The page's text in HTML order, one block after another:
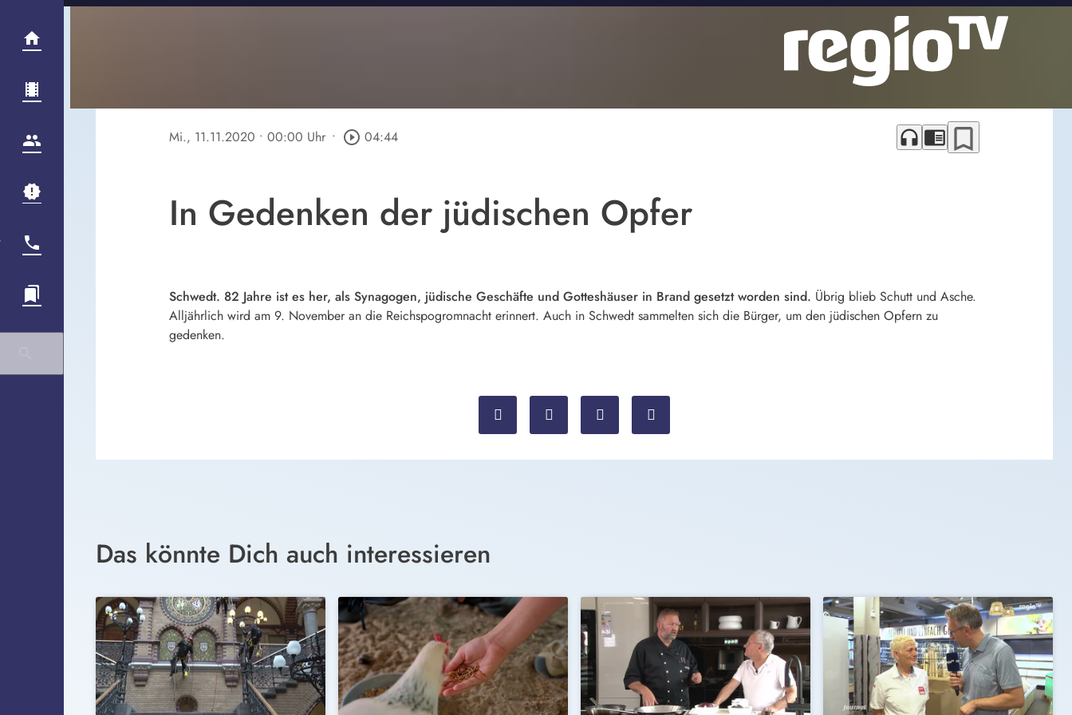
Mi., 11.11.2020 • 00:00 Uhr • play_circle_outline 04:44 headphones chrome_reader_mode bookmark_border
In Gedenken der jüdischen Opfer
Schwedt. 82 Jahre ist es her, als Synagogen, jüdische Geschäfte und Gotteshäuser in Brand gesetzt worden sind. Übrig blieb Schutt und Asche.
Alljährlich wird am 9. November an die Reichspogromnacht erinnert. Auch in Schwedt sammelten sich die Bürger, um den jüdischen Opfern zu
gedenken.
Das könnte Dich auch interessieren